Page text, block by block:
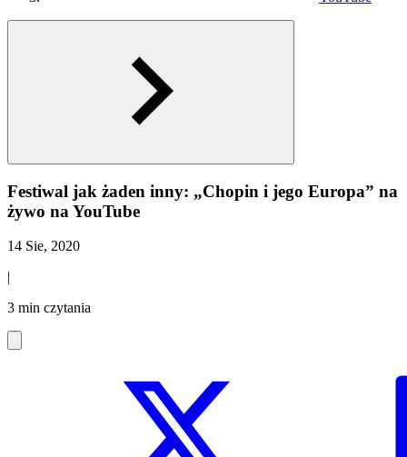
Festiwal jak żaden inny: „Chopin i jego Europa” na
żywo na YouTube
14 Sie, 2020
|
3 min czytania